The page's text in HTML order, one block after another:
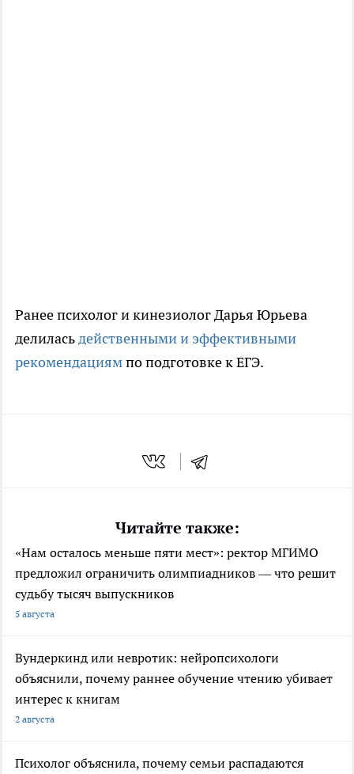
Ранее психолог и кинезиолог Дарья Юрьева
делиласьдейственными и эффективными
рекомендациямпо подготовке к ЕГЭ.
Читайте также:
«Нам осталось меньше пяти мест»: ректор МГИМО
предложил ограничить олимпиадников — что решит
судьбу тысяч выпускников
5 августа
Вундеркинд или невротик: нейропсихологи
объяснили, почему раннее обучение чтению убивает
интерес к книгам
2 августа
Психолог объяснила, почему семьи распадаются